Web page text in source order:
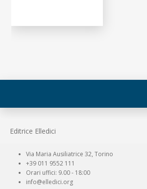
Editrice Elledici
Via Maria Ausiliatrice 32, Torino
+39 011 9552 111
Orari uffici: 9.00 - 18:00
info@elledici.org